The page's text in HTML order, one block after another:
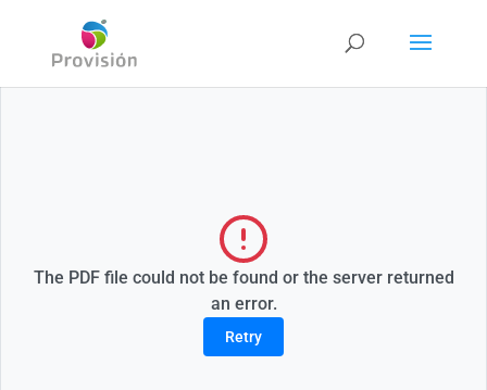
The PDF file could not be found or the server returned
an error.
Retry